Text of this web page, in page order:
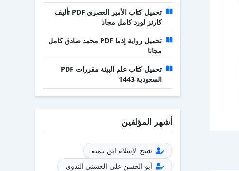
تحميل كتاب الأمير العصري PDF تأليف
كارنز لورد كامل مجانا
تحميل رواية إذما PDF محمد صادق كامل
مجانا
تحميل كتاب علم البيئة مقررات PDF
السعودية 1443
أشهر المؤلفين
شيخ الإسلام ابن تيمية
أبو الحسن علي الحسني الندوي